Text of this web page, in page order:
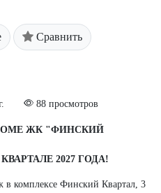
Сравнить
88 просмотров
ЖК "ФИНСКИЙ
2027 ГОДА!
в комплексе Финский Квартал, 3